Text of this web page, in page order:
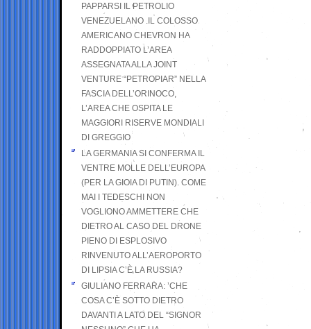
PAPPARSI IL PETROLIO
VENEZUELANO .IL COLOSSO
AMERICANO CHEVRON HA
RADDOPPIATO L’AREA
ASSEGNATA ALLA JOINT
VENTURE “PETROPIAR” NELLA
FASCIA DELL’ORINOCO,
L’AREA CHE OSPITA LE
MAGGIORI RISERVE MONDIALI
DI GREGGIO
LA GERMANIA SI CONFERMA IL
VENTRE MOLLE DELL’EUROPA
(PER LA GIOIA DI PUTIN). COME
MAI I TEDESCHI NON
VOGLIONO AMMETTERE CHE
DIETRO AL CASO DEL DRONE
PIENO DI ESPLOSIVO
RINVENUTO ALL’AEROPORTO
DI LIPSIA C’È LA RUSSIA?
GIULIANO FERRARA: ’CHE
COSA C’È SOTTO DIETRO
DAVANTI A LATO DEL “SIGNOR